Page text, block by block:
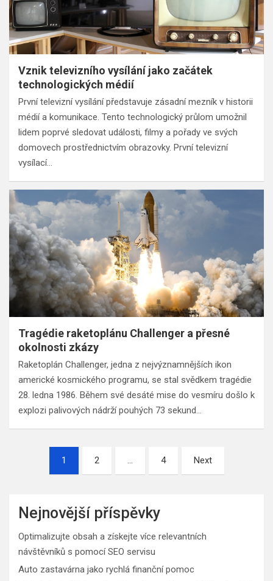
Vznik televizního vysílání jako začátek
technologických médií
První televizní vysílání představuje zásadní mezník v historii
médií a komunikace. Tento technologický průlom umožnil
lidem poprvé sledovat události, filmy a pořady ve svých
domovech prostřednictvím obrazovky. První televizní
vysílací…
Tragédie raketoplánu Challenger a přesné
okolnosti zkázy
Raketoplán Challenger, jedna z nejvýznamnějších ikon
americké kosmického programu, se stal svědkem tragédie
28. ledna 1986. Během své desáté mise do vesmíru došlo k
explozi palivových nádrží pouhých 73 sekund…
Stránkování
příspěvků
1 2 … 4 Next
Nejnovější příspěvky
Optimalizujte obsah a získejte více relevantních
návštěvníků s pomocí SEO servisu
Auto zastavárna jako rychlá finanční pomoc